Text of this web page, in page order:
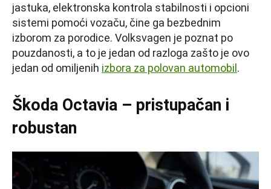
jastuka, elektronska kontrola stabilnosti i opcioni
sistemi pomoći vozaču, čine ga bezbednim
izborom za porodice. Volksvagen je poznat po
pouzdanosti, a to je jedan od razloga zašto je ovo
jedan od omiljenih izbora za polovan automobil .
Škoda Octavia – pristupačan i
robustan